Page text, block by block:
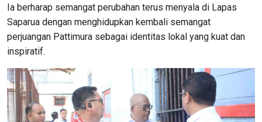
Ia berharap semangat perubahan terus menyala di Lapas
Saparua dengan menghidupkan kembali semangat
perjuangan Pattimura sebagai identitas lokal yang kuat dan
inspiratif.